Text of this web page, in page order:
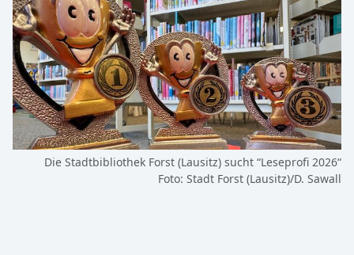
Die Stadtbibliothek Forst (Lausitz) sucht “Leseprofi 2026“
Foto: Stadt Forst (Lausitz)/D. Sawall